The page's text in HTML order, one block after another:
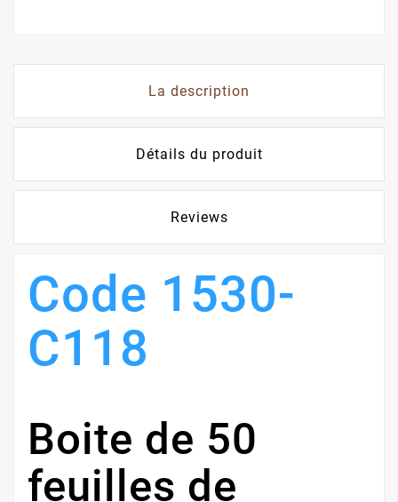
La description
Détails du produit
Reviews
Code 1530-
C118
Boite de 50
feuilles de